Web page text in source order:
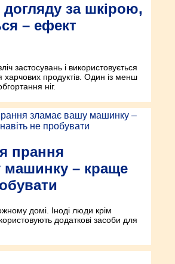
за шкірою,
– ефект
застосувань і використовується
продуктів. Один із менш
ніг.
прання
машинку – краще
домі. Іноді люди крім
додаткові засоби для